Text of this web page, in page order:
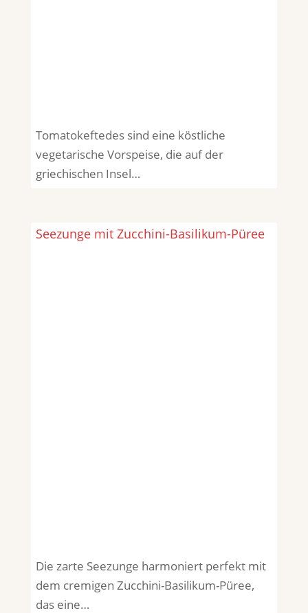
Tomatokeftedes sind eine köstliche
vegetarische Vorspeise, die auf der
griechischen Insel…
Seezunge mit Zucchini-Basilikum-Püree
Die zarte Seezunge harmoniert perfekt mit
dem cremigen Zucchini-Basilikum-Püree,
das eine…